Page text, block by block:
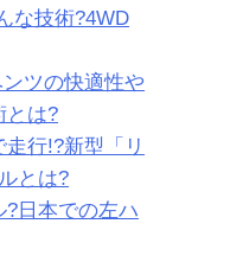
な技術?4WD
ツの快適性や
とは?
行!?新型「リ
とは?
日本での左ハ